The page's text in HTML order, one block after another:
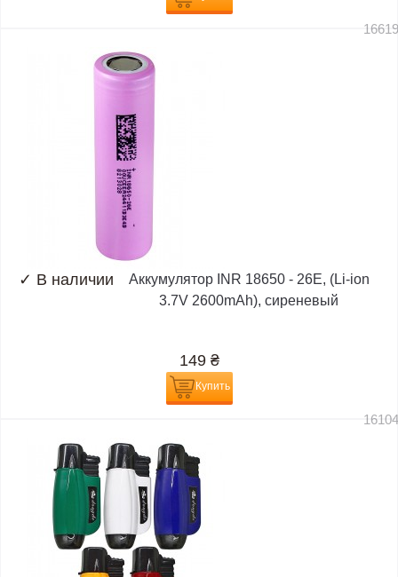
✓ В наличии
Аккумулятор INR 18650 - 26E, (Li-ion
3.7V 2600mAh), сиреневый
149 ₴
Купить